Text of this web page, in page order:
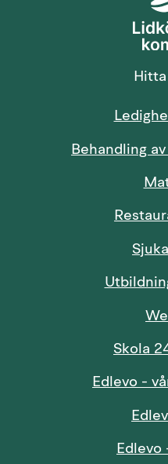
Behandling
Skola
Edlevo -
Edlevo